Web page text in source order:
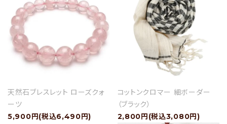
特集
セール
天然石ブレスレット ローズクォ
ーツ
5,900円(税込6,490円)
コットンクロマー 細ボーダー
（ブラック）
2,800円(税込3,080円)